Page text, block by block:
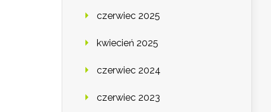
czerwiec 2025
kwiecień 2025
czerwiec 2024
czerwiec 2023